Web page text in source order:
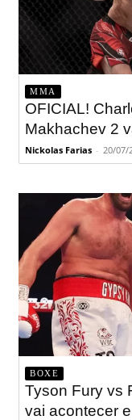
MMA
OFICIAL!
Makhachev 2
Nickolas Farias - 20/07/
BOXE
Tyson Fury vs
vai acontecer